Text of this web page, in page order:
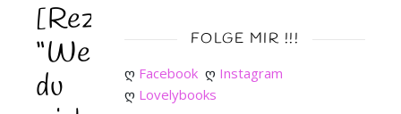
[Rezension]
“Wenn
du
FOLGE MIR !!!
ღ Facebook ღ Instagram
ღ Lovelybooks